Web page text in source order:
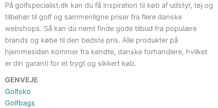
På golfspecialist.dk kan du få inspiration til køb af udstyr, tøj og
tilbehør til golf og sammenligne priser fra flere danske
webshops. Så kan du nemt finde gode tilbud fra populære
brands og købe til den bedste pris. Alle produkter på
hjemmesiden kommer fra kendte, danske forhandlere, hvilket
er din garanti for et trygt og sikkert køb.
GENVEJE
Golfsko
Golfbags